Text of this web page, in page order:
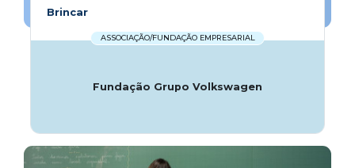
Brincar
ASSOCIAÇÃO/FUNDAÇÃO EMPRESARIAL
Fundação Grupo Volkswagen